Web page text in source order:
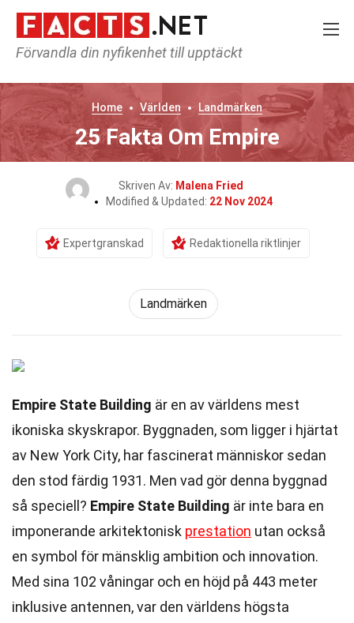
Förvandla din nyfikenhet till upptäckt
Home Världen Landmärken
25 Fakta Om Empire
Skriven Av: Malena Fried
Modified & Updated: 22 Nov 2024
Expertgranskad Redaktionella riktlinjer
Landmärken
Empire State Building är en av världens mest
ikoniska skyskrapor. Byggnaden, som ligger i hjärtat
av New York City, har fascinerat människor sedan
den stod färdig 1931. Men vad gör denna byggnad
så speciell? Empire State Building är inte bara en
imponerande arkitektonisk prestation utan också
en symbol för mänsklig ambition och innovation.
Med sina 102 våningar och en höjd på 443 meter
inklusive antennen, var den världens högsta